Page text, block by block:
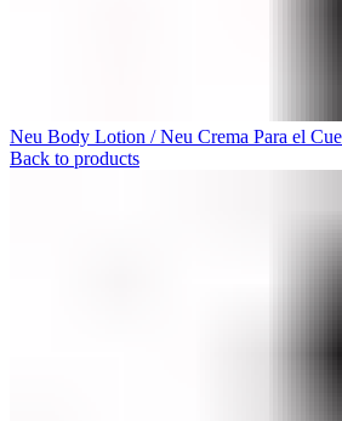
Neu Body Lotion / Neu Crema Para el
Back to products